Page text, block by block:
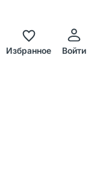
Избранное Войти